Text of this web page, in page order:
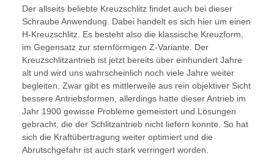
Der allseits beliebte Kreuzschlitz findet auch bei dieser
Schraube Anwendung. Dabei handelt es sich hier um einen
H-Kreuzschlitz. Es besteht also die klassische Kreuzform,
im Gegensatz zur sternförmigen Z-Variante. Der
Kreuzschlitzantrieb ist jetzt bereits über einhundert Jahre
alt und wird uns wahrscheinlich noch viele Jahre weiter
begleiten. Zwar gibt es mittlerweile aus rein objektiver Sicht
bessere Antriebsformen, allerdings hatte dieser Antrieb im
Jahr 1900 gewisse Probleme gemeistert und Lösungen
gebracht, die der Schlitzantrieb nicht liefern konnte. So hat
sich die Kraftübertragung weiter optimiert und die
Abrutschgefahr ist auch stark verringert worden.